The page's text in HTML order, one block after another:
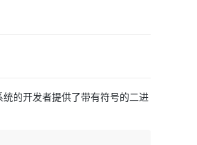
的开发者提供了带有符号的二进